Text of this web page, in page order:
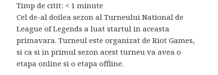
Timp de citit: < 1 minute
Cel de-al doilea sezon al Turneului National de
League of Legends a luat startul in aceasta
primavara. Turneul este organizat de Riot Games,
si ca si in primul sezon acest turneu va avea o
etapa online si o etapa offline.